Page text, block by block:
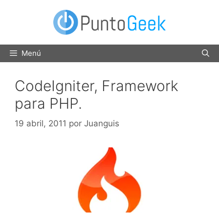
Menú
CodeIgniter, Framework
para PHP.
19 abril, 2011 por Juanguis